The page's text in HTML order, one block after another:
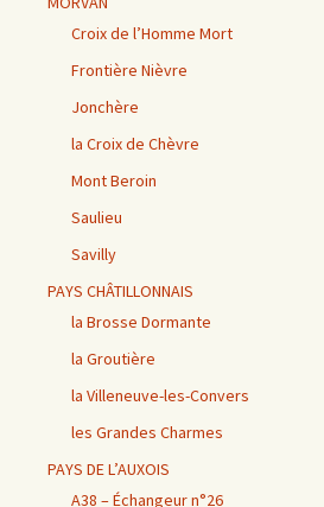
Croix de l’Homme Mort
Frontière Nièvre
Jonchère
la Croix de Chèvre
Mont Beroin
Saulieu
Savilly
PAYS CHÂTILLONNAIS
la Brosse Dormante
la Groutière
la Villeneuve-les-Convers
les Grandes Charmes
PAYS DE L’AUXOIS
A38 – Échangeur n°26